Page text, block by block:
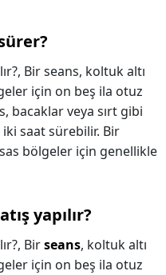
Bir seans, koltuk altı
için on beş ila otuz
bacaklar veya sırt gibi
saat sürebilir. Bir
bölgeler için genellikle
yapılır?
Birseans, koltuk altı
için on beş ila otuz